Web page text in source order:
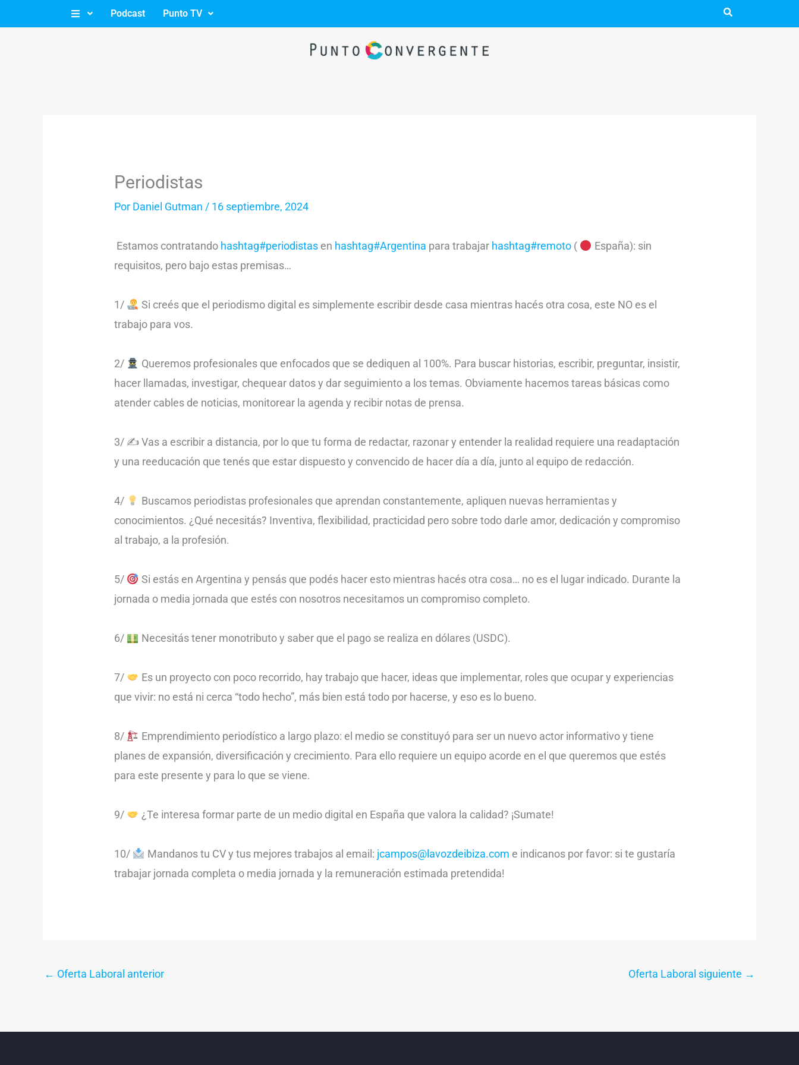
al
Podcast Punto TV
Periodistas
Por Daniel Gutman / 16 septiembre, 2024
Estamos contratando hashtag#periodistas en hashtag#Argentina para trabajar hashtag#remoto (
España): sin
requisitos, pero bajo estas premisas…
1/
Si creés que el periodismo digital es simplemente escribir desde casa mientras hacés otra cosa, este NO es el
trabajo para vos.
2/
Queremos profesionales que enfocados que se dediquen al 100%. Para buscar historias, escribir, preguntar, insistir,
hacer llamadas, investigar, chequear datos y dar seguimiento a los temas. Obviamente hacemos tareas básicas como
atender cables de noticias, monitorear la agenda y recibir notas de prensa.
3/ ✍️ Vas a escribir a distancia, por lo que tu forma de redactar, razonar y entender la realidad requiere una readaptación
y una reeducación que tenés que estar dispuesto y convencido de hacer día a día, junto al equipo de redacción.
4/
Buscamos periodistas profesionales que aprendan constantemente, apliquen nuevas herramientas y
conocimientos. ¿Qué necesitás? Inventiva, flexibilidad, practicidad pero sobre todo darle amor, dedicación y compromiso
al trabajo, a la profesión.
5/
Si estás en Argentina y pensás que podés hacer esto mientras hacés otra cosa… no es el lugar indicado. Durante la
jornada o media jornada que estés con nosotros necesitamos un compromiso completo.
6/ Necesitás tener monotributo y saber que el pago se realiza en dólares (USDC).
7/
Es un proyecto con poco recorrido, hay trabajo que hacer, ideas que implementar, roles que ocupar y experiencias
que vivir: no está ni cerca “todo hecho”, más bien está todo por hacerse, y eso es lo bueno.
8/
Emprendimiento periodístico a largo plazo: el medio se constituyó para ser un nuevo actor informativo y tiene
planes de expansión, diversificación y crecimiento. Para ello requiere un equipo acorde en el que queremos que estés
para este presente y para lo que se viene.
9/ ¿Te interesa formar parte de un medio digital en España que valora la calidad? ¡Sumate!
10/ Mandanos tu CV y tus mejores trabajos al email: jcampos@lavozdeibiza.com e indicanos por favor: si te gustaría
trabajar jornada completa o media jornada y la remuneración estimada pretendida!
← Oferta Laboral anterior Oferta Laboral siguiente →